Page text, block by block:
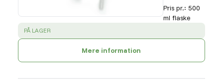
Pris pr.: 500
ml flaske
SUCCESS
PÅ LAGER
Mere information